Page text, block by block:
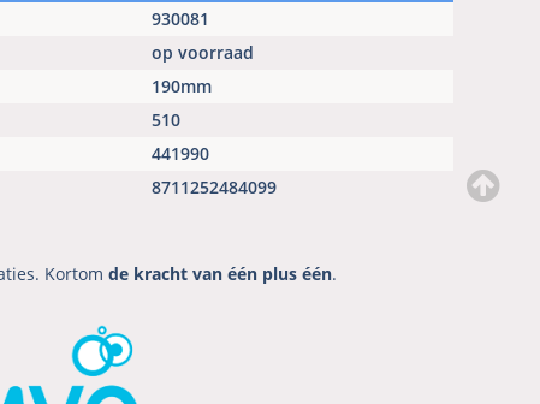
930081
op voorraad
190mm
510
441990
8711252484099
Kortom de kracht van één plus één.